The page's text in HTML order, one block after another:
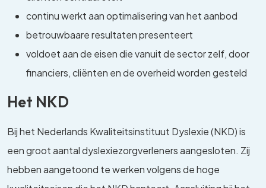
continu werkt aan optimalisering van het aanbod
betrouwbaare resultaten presenteert
voldoet aan de eisen die vanuit de sector zelf, door
financiers, cliënten en de overheid worden gesteld
Het NKD
Bij het Nederlands Kwaliteitsinstituut Dyslexie (NKD) is
een groot aantal dyslexiezorgverleners aangesloten. Zij
hebben aangetoond te werken volgens de hoge